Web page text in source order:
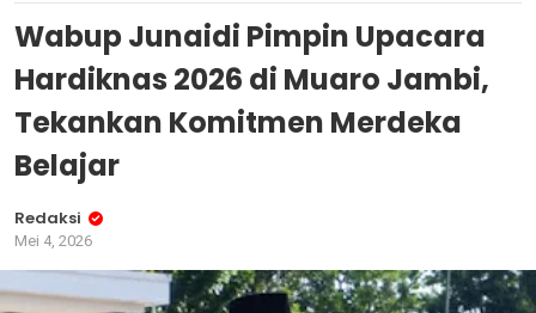
Wabup Junaidi Pimpin Upacara
Hardiknas 2026 di Muaro Jambi,
Tekankan Komitmen Merdeka
Belajar
Redaksi
Mei 4, 2026